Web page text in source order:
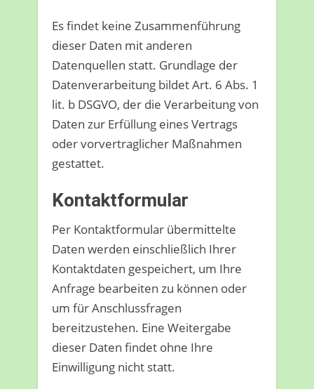
Es findet keine Zusammenführung
dieser Daten mit anderen
Datenquellen statt. Grundlage der
Datenverarbeitung bildet Art. 6 Abs. 1
lit. b DSGVO, der die Verarbeitung von
Daten zur Erfüllung eines Vertrags
oder vorvertraglicher Maßnahmen
gestattet.
Kontaktformular
Per Kontaktformular übermittelte
Daten werden einschließlich Ihrer
Kontaktdaten gespeichert, um Ihre
Anfrage bearbeiten zu können oder
um für Anschlussfragen
bereitzustehen. Eine Weitergabe
dieser Daten findet ohne Ihre
Einwilligung nicht statt.